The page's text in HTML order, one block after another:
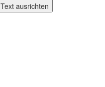
Text ausrichten